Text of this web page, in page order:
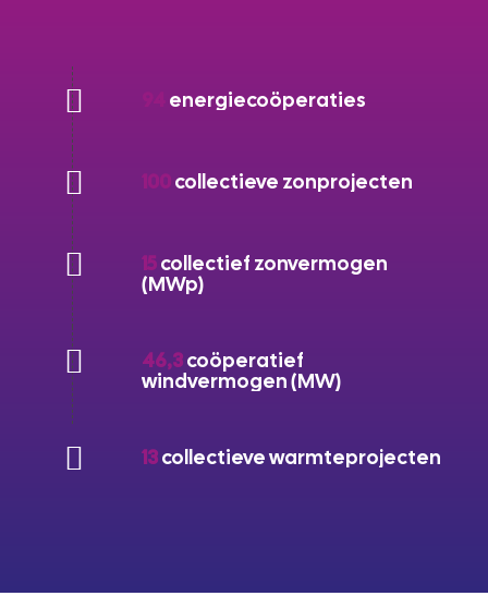
energiecoöperaties
100collectieve zonprojecten
15collectief zonvermogen
(MWp)
46,3coöperatief
windvermogen (MW)
13collectieve warmteprojecten